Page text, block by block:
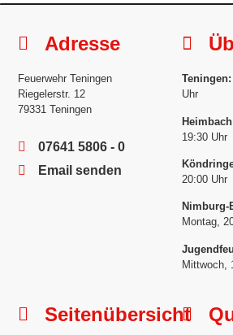
Adresse
Feuerwehr Teningen
Riegelerstr. 12
79331 Teningen
07641 5806 - 0
Email senden
Teningen:
Uhr
19:30 Uhr
20:00 Uhr
Nimburg-
Montag,
Mittwoch,
Seitenübersicht